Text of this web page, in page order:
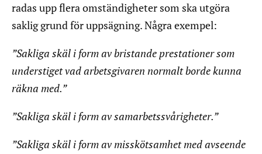
radas upp flera omständigheter som ska utgöra
saklig grund för uppsägning. Några exempel:
”Sakliga skäl i form av bristande prestationer som
understiget vad arbetsgivaren normalt borde kunna
räkna med.”
”Sakliga skäl i form av samarbetssvårigheter.”
”Sakliga skäl i form av misskötsamhet med avseende